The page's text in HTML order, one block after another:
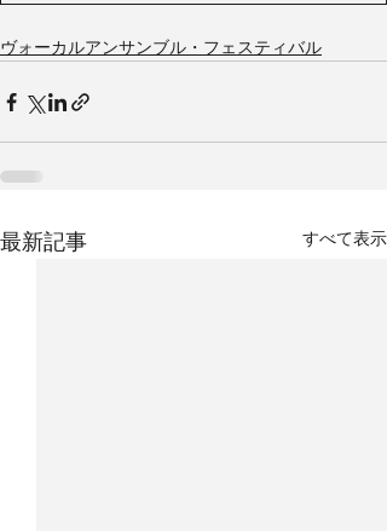
ヴォーカルアンサンブル・フェスティバル
最新記事 すべて表示